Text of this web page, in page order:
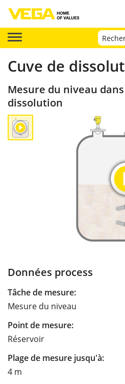
Cuve de
Mesure du niveau
dissolution
Données process
Tâche de mesure:
Mesure du niveau
Point de mesure:
Réservoir
Plage de mesure jusqu'à:
4 m